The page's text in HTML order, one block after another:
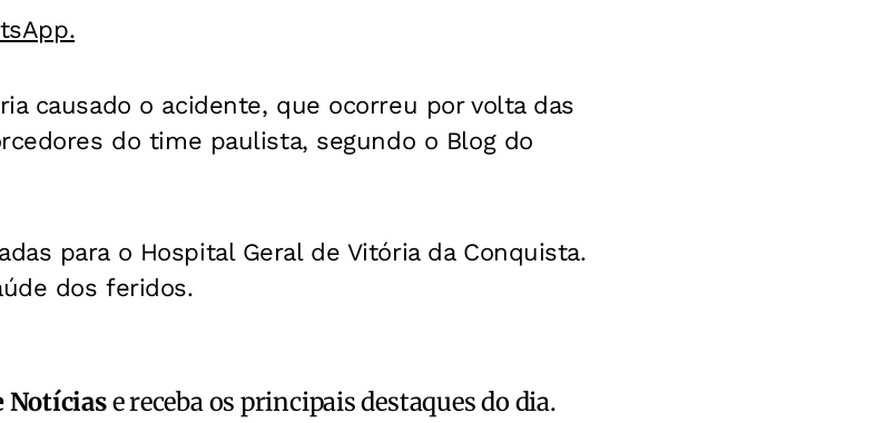
causado o acidente, que ocorreu por volta das
do time paulista, segundo o Blog do
para o Hospital Geral de Vitória da Conquista.
dos feridos.
Notíciase receba os principais destaques do dia.